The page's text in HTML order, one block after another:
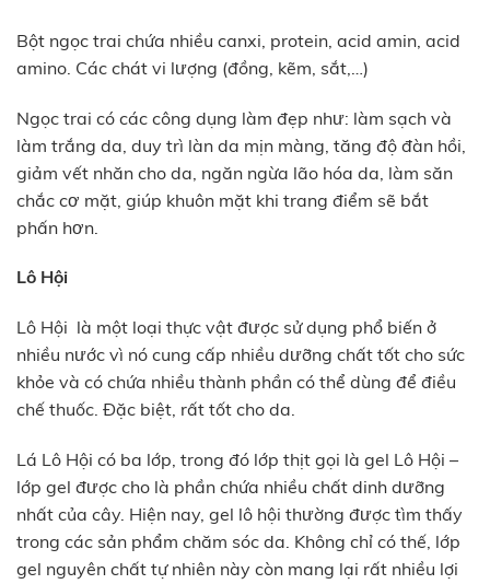
Bột ngọc trai chứa nhiều canxi, protein, acid amin, acid
amino. Các chát vi lượng (đồng, kẽm, sắt,…)
Ngọc trai có các công dụng làm đẹp như: làm sạch và
làm trắng da, duy trì làn da mịn màng, tăng độ đàn hồi,
giảm vết nhăn cho da, ngăn ngừa lão hóa da, làm săn
chắc cơ mặt, giúp khuôn mặt khi trang điểm sẽ bắt
phấn hơn.
Lô Hội
Lô Hội là một loại thực vật được sử dụng phổ biến ở
nhiều nước vì nó cung cấp nhiều dưỡng chất tốt cho sức
khỏe và có chứa nhiều thành phần có thể dùng để điều
chế thuốc. Đặc biệt, rất tốt cho da.
Lá Lô Hội có ba lớp, trong đó lớp thịt gọi là gel Lô Hội –
lớp gel được cho là phần chứa nhiều chất dinh dưỡng
nhất của cây. Hiện nay, gel lô hội thường được tìm thấy
trong các sản phẩm chăm sóc da. Không chỉ có thế, lớp
gel nguyên chất tự nhiên này còn mang lại rất nhiều lợi